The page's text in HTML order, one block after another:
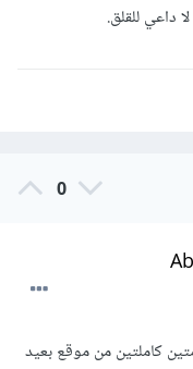
داعي للقلق.
0
كاملتين من موقع بعيد